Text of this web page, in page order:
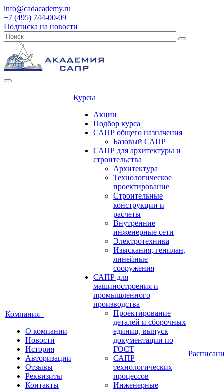
info@cadacademy.ru
+7 (495) 744-00-09
Подписка на новости
Компания
О компании
Новости
История
Авторизации
Отзывы
Реквизиты
Контакты
Курсы
Акции
Подбор курса
САПР общего назначения
Базовый САПР
САПР для архитектуры и
строительства
Архитектура
Технологическое
проектирование
Строительные
конструкции и
расчеты
Внутренние
инженерные сети
Электротехника
Изыскания, генплан,
линейные
сооружения
САПР для
машиностроения и
промышленного
производства
Проектирование
деталей и сборочных
единиц, выпуск
документации по
ГОСТ
САПР
технологических
процессов
Инженерные